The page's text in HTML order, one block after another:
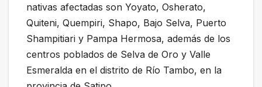
nativas afectadas son Yoyato, Osherato,
Quiteni, Quempiri, Shapo, Bajo Selva, Puerto
Shampitiari y Pampa Hermosa, además de los
centros poblados de Selva de Oro y Valle
Esmeralda en el distrito de Río Tambo, en la